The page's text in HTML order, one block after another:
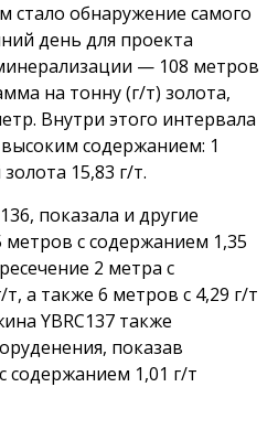
стало обнаружение самого
день для проекта
— 108 метров
на тонну (г/т) золота,
Внутри этого интервала
содержанием: 1
15,83 г/т.
показала и другие
с содержанием 1,35
2 метра с
а также 6 метров с 4,29 г/т
YBRC137 также
показав
содержанием 1,01 г/т